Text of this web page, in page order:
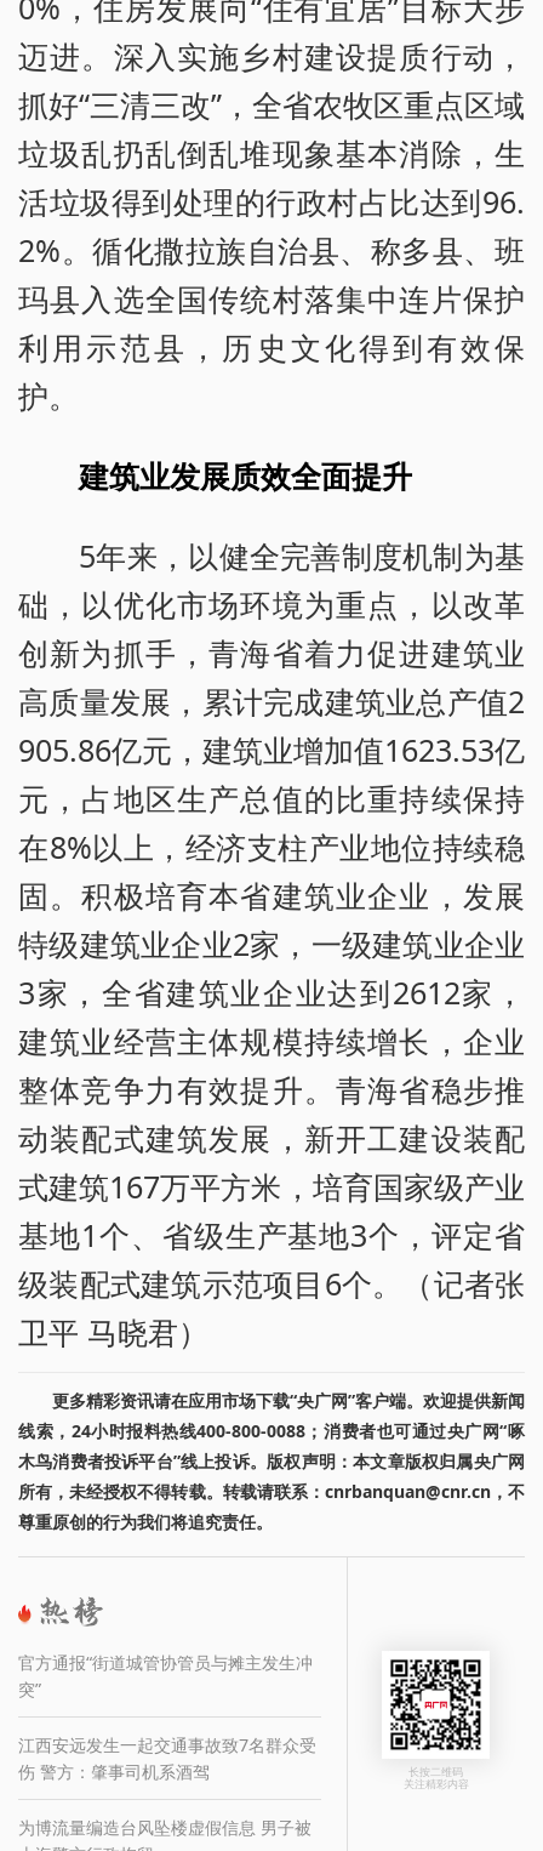
迈进。深入实施乡村建设提质行动，
抓好“三清三改”，全省农牧区重点区域
垃圾乱扔乱倒乱堆现象基本消除，生
活垃圾得到处理的行政村占比达到96.
2%。循化撒拉族自治县、称多县、班
玛县入选全国传统村落集中连片保护
利用示范县，历史文化得到有效保
护。
建筑业发展质效全面提升
5年来，以健全完善制度机制为基
础，以优化市场环境为重点，以改革
创新为抓手，青海省着力促进建筑业
高质量发展，累计完成建筑业总产值2
905.86亿元，建筑业增加值1623.53亿
元，占地区生产总值的比重持续保持
在8%以上，经济支柱产业地位持续稳
固。积极培育本省建筑业企业，发展
特级建筑业企业2家，一级建筑业企业
3家，全省建筑业企业达到2612家，
建筑业经营主体规模持续增长，企业
整体竞争力有效提升。青海省稳步推
动装配式建筑发展，新开工建设装配
式建筑167万平方米，培育国家级产业
基地1个、省级生产基地3个，评定省
级装配式建筑示范项目6个。（记者张
卫平 马晓君）
更多精彩资讯请在应用市场下载“央广网”客户端。欢迎提供新闻
线索，24小时报料热线400-800-0088；消费者也可通过央广网“啄
木鸟消费者投诉平台”线上投诉。版权声明：本文章版权归属央广网
所有，未经授权不得转载。转载请联系：cnrbanquan@cnr.cn，不
尊重原创的行为我们将追究责任。
官方通报“街道城管协管员与摊主发生冲
突”
江西安远发生一起交通事故致7名群众受
伤 警方：肇事司机系酒驾
为博流量编造台风坠楼虚假信息 男子被
长按二维码
关注精彩内容